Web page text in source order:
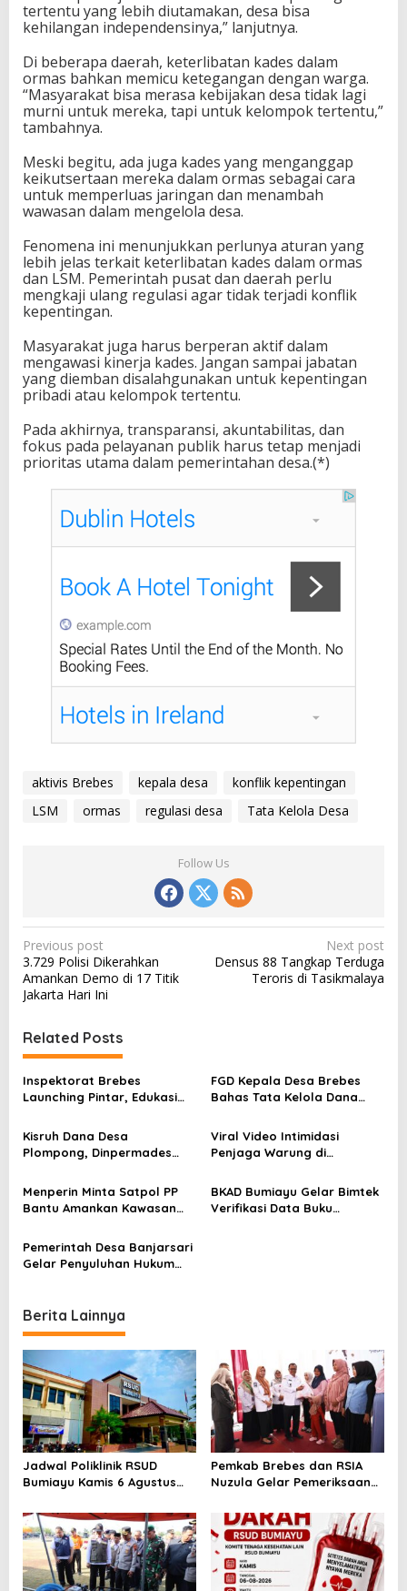
tertentu yang lebih diutamakan, desa bisa
kehilangan independensinya,” lanjutnya.
Di beberapa daerah, keterlibatan kades dalam
ormas bahkan memicu ketegangan dengan warga.
“Masyarakat bisa merasa kebijakan desa tidak lagi
murni untuk mereka, tapi untuk kelompok tertentu,”
tambahnya.
Meski begitu, ada juga kades yang menganggap
keikutsertaan mereka dalam ormas sebagai cara
untuk memperluas jaringan dan menambah
wawasan dalam mengelola desa.
Fenomena ini menunjukkan perlunya aturan yang
lebih jelas terkait keterlibatan kades dalam ormas
dan LSM. Pemerintah pusat dan daerah perlu
mengkaji ulang regulasi agar tidak terjadi konflik
kepentingan.
Masyarakat juga harus berperan aktif dalam
mengawasi kinerja kades. Jangan sampai jabatan
yang diemban disalahgunakan untuk kepentingan
pribadi atau kelompok tertentu.
Pada akhirnya, transparansi, akuntabilitas, dan
fokus pada pelayanan publik harus tetap menjadi
prioritas utama dalam pemerintahan desa.(*)
aktivis Brebes kepala desa
konflik kepentingan
LSM
ormas regulasi desa Tata Kelola Desa
Follow Us
P
o
s
n
a
v
g
t
o
n
Previous post
3.729 Polisi Dikerahkan
Amankan Demo di 17 Titik
Jakarta Hari Ini
Next post
Densus 88 Tangkap Terduga
Teroris di Tasikmalaya
Related Posts
Inspektorat Brebes
Launching Pintar, Edukasi
Anti-Korupsi
FGD Kepala Desa Brebes
Bahas Tata Kelola Dana
Korupsi
Kisruh Dana Desa
Plompong, Dinpermades
Mundurnya Sekdes
Viral Video Intimidasi
Penjaga Warung di
Ditangkap Polisi
Menperin Minta Satpol PP
Bantu Amankan Kawasan
BKAD Bumiayu Gelar Bimtek
Verifikasi Data Buku
Pemerintah Desa Banjarsari
Gelar Penyuluhan Hukum
Berita Lainnya
Jadwal Poliklinik RSUD
Bumiayu Kamis 6 Agustus
Dokter Sebelum Berkunjung
Pemkab Brebes dan RSIA
Nuzula Gelar Pemeriksaan
Perkuat Kesehatan Ibu dan
Bayi